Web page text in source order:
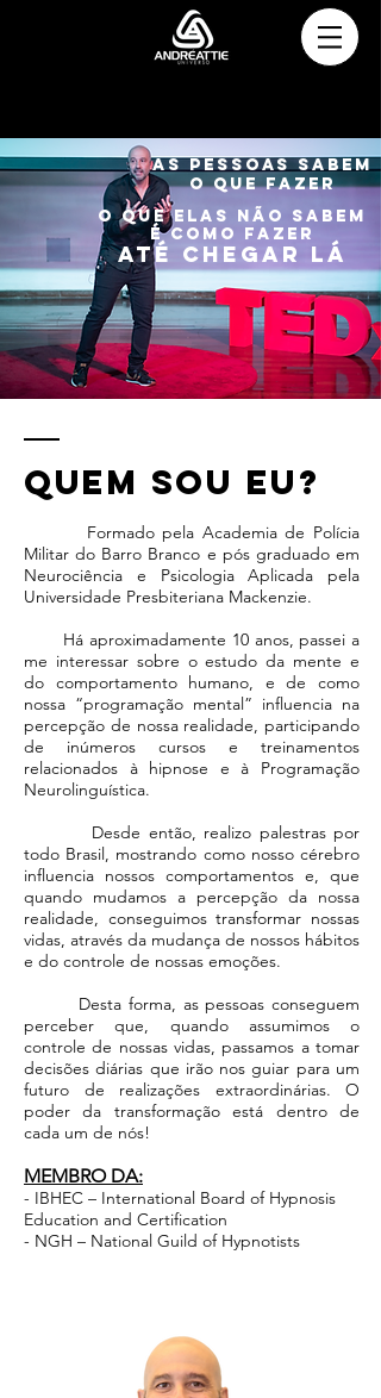
AS PESSOAS SABEM
O QUE FAZER
O QUE ELAS NÃO SABEM
ÉCOMO FAZER
ATÉ CHEGAR LÁ
QUEM SOU EU?
Formado pela Academia de Polícia
Militar do Barro Branco e pós graduado em
Neurociência e Psicologia Aplicada pela
Universidade Presbiteriana Mackenzie.
Há aproximadamente 10 anos, passei a
me interessar sobre o estudo da mente e
do comportamento humano, e de como
nossa “programação mental” influencia na
percepção de nossa realidade, participando
de inúmeros cursos e treinamentos
relacionados à hipnose e à Programação
Neurolinguística.
Desde então, realizo palestras por
todo Brasil, mostrando como nosso cérebro
influencia nossos comportamentos e, que
quando mudamos a percepção da nossa
realidade, conseguimos transformar nossas
vidas, através da mudança de nossos hábitos
e do controle de nossas emoções.
Desta forma, as pessoas conseguem
perceber que, quando assumimos o
controle de nossas vidas, passamos a tomar
decisões diárias que irão nos guiar para um
futuro de realizações extraordinárias. O
poder da transformação está dentro de
cada um de nós!
MEMBRO DA:
- IBHEC – International Board of Hypnosis
Education and Certification
- NGH – National Guild of Hypnotists